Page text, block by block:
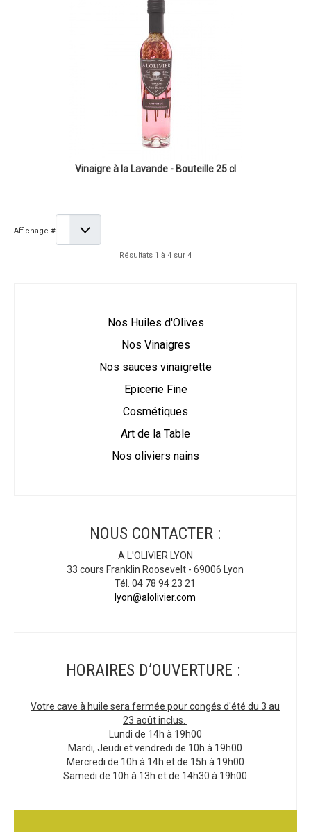
Vinaigre à la Lavande - Bouteille 25 cl
Affichage #
Résultats 1 à 4 sur 4
Nos Huiles d'Olives
Nos Vinaigres
Nos sauces vinaigrette
Epicerie Fine
Cosmétiques
Art de la Table
Nos oliviers nains
NOUS CONTACTER :
A L'OLIVIER LYON
33 cours Franklin Roosevelt - 69006 Lyon
Tél. 04 78 94 23 21
lyon@alolivier.com
HORAIRES D’OUVERTURE :
Votre cave à huile sera fermée pour congés d'été du 3 au
23 août inclus.
Lundi de 14h à 19h00
Mardi, Jeudi et vendredi de 10h à 19h00
Mercredi de 10h à 14h et de 15h à 19h00
Samedi de 10h à 13h et de 14h30 à 19h00